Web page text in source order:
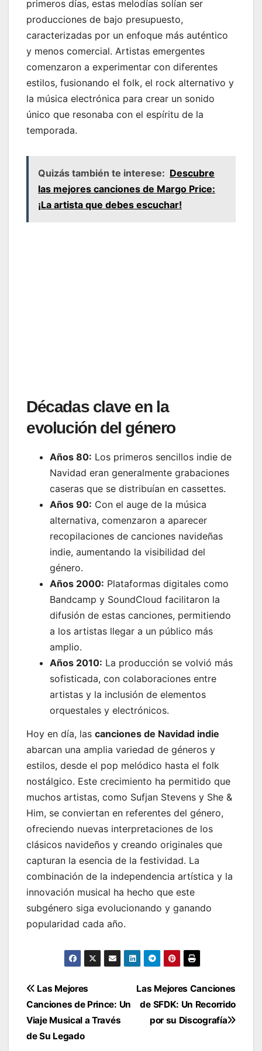
primeros días, estas melodías solían ser
producciones de bajo presupuesto,
caracterizadas por un enfoque más auténtico
y menos comercial. Artistas emergentes
comenzaron a experimentar con diferentes
estilos, fusionando el folk, el rock alternativo y
la música electrónica para crear un sonido
único que resonaba con el espíritu de la
temporada.
Quizás también te interese: Descubre
las mejores canciones de Margo Price:
¡La artista que debes escuchar!
Décadas clave en la
evolución del género
Años 80: Los primeros sencillos indie de
Navidad eran generalmente grabaciones
caseras que se distribuían en cassettes.
Años 90: Con el auge de la música
alternativa, comenzaron a aparecer
recopilaciones de canciones navideñas
indie, aumentando la visibilidad del
género.
Años 2000: Plataformas digitales como
Bandcamp y SoundCloud facilitaron la
difusión de estas canciones, permitiendo
a los artistas llegar a un público más
amplio.
Años 2010: La producción se volvió más
sofisticada, con colaboraciones entre
artistas y la inclusión de elementos
orquestales y electrónicos.
Hoy en día, las canciones de Navidad indie
abarcan una amplia variedad de géneros y
estilos, desde el pop melódico hasta el folk
nostálgico. Este crecimiento ha permitido que
muchos artistas, como Sufjan Stevens y She &
Him, se conviertan en referentes del género,
ofreciendo nuevas interpretaciones de los
clásicos navideños y creando originales que
capturan la esencia de la festividad. La
combinación de la independencia artística y la
innovación musical ha hecho que este
subgénero siga evolucionando y ganando
popularidad cada año.
Navegación
de
entradas
Las Mejores Canciones
de SFDK: Un Recorrido
por su Discografía
Las Mejores
Canciones de Prince: Un
Viaje Musical a Través
de Su Legado